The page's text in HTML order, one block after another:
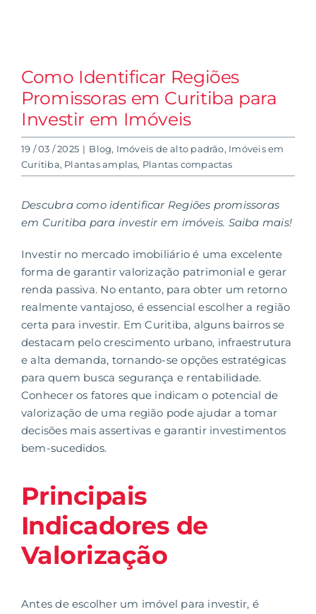
Como Identificar Regiões
Promissoras em Curitiba para
Investir em Imóveis
19 / 03 / 2025 | Blog, Imóveis de alto padrão, Imóveis em
Curitiba, Plantas amplas, Plantas compactas
Descubra como identificar Regiões promissoras
em Curitiba para investir em imóveis. Saiba mais!
Investir no mercado imobiliárioé uma excelente
forma de garantir valorização patrimonial e gerar
renda passiva. No entanto, para obter um retorno
realmente vantajoso, é essencial escolher a região
certa para investir. Em Curitiba, alguns bairros se
destacam pelo crescimento urbano, infraestrutura
e alta demanda, tornando-se opções estratégicas
para quem busca segurança e rentabilidade.
Conhecer os fatores que indicam o potencial de
valorização de uma região pode ajudar a tomar
decisões mais assertivas e garantir investimentos
bem-sucedidos.
Principais
Indicadores de
Valorização
Antes de escolher um imóvel para investir, é